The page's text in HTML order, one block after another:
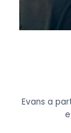
Evans a